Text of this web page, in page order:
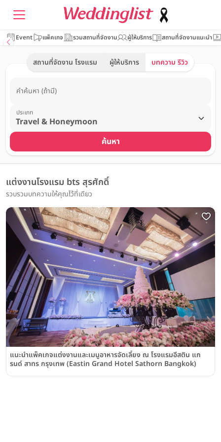
Event แพ็คเกจ รวมสถานที่จัดงาน ผู้ให้บริการ สถานที่จัดงานแนะนำ
สถานที่จัดงาน โรงแรม ผู้ให้บริการ บทความ รีวิว
คำค้นหา (ถ้ามี)
ประเภท
ค้นหา
แต่งงานโรงแรม bts สุรศักดิ์
รวบรวมบทความให้คุณไว้ที่เดียว
แนะนำแพ็คเกจแต่งงานและเมนูอาหารจัดเลี้ยง ณ โรงแรมอีสติน แก
รนด์ สาทร กรุงเทพ (Eastin Grand Hotel Sathorn Bangkok)